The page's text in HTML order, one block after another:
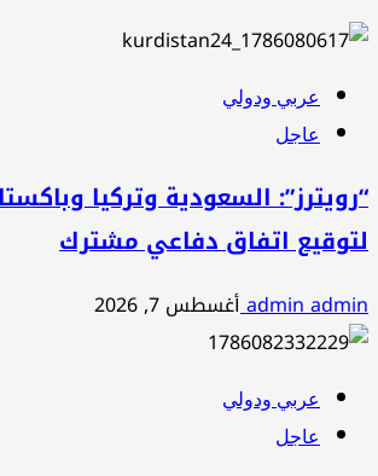
عربي ودولي
عاجل
“رويترز”: السعودية وتركيا
لتوقيع اتفاق دفاعي مشترك
admin adminأغسطس 7, 2026
عربي ودولي
عاجل